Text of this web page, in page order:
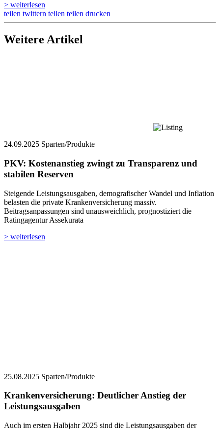
> weiterlesen
teilen twittern teilen teilen drucken
Weitere Artikel
24.09.2025 Sparten/Produkte
PKV: Kostenanstieg zwingt zu Transparenz und
stabilen Reserven
Steigende Leistungsausgaben, demografischer Wandel und Inflation
belasten die private Krankenversicherung massiv.
Beitragsanpassungen sind unausweichlich, prognostiziert die
Ratingagentur Assekurata
> weiterlesen
25.08.2025 Sparten/Produkte
Krankenversicherung: Deutlicher Anstieg der
Leistungsausgaben
Auch im ersten Halbjahr 2025 sind die Leistungsausgaben der